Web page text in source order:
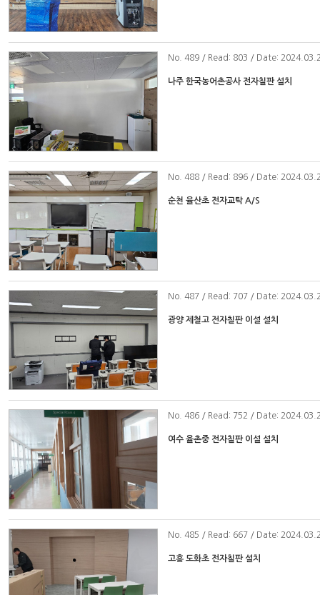
No . 489 / Read: 803 / Date:
나주 한국농어촌공사 전자칠판 설치
No . 488 / Read: 896 / Date:
순천 율산초 전자교탁 A/S
No . 487 / Read: 707 / Date:
광양 제철고 전자칠판 이설 설치
No . 486 / Read: 752 / Date:
여수 율촌중 전자칠판 이설 설치
No . 485 / Read: 667 / Date:
고흥 도화초 전자칠판 설치